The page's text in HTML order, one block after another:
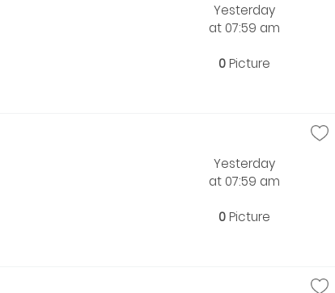
Yesterday
at 07:59 am
0Picture
Yesterday
at 07:59 am
0Picture